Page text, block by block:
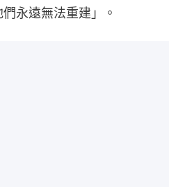
永遠無法重建」。